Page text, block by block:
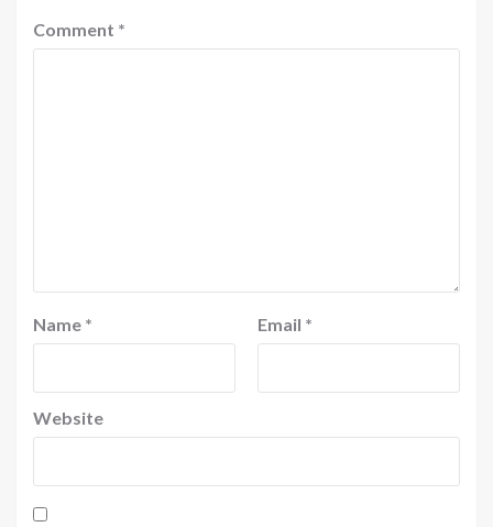
Comment *
Name * Email *
Website